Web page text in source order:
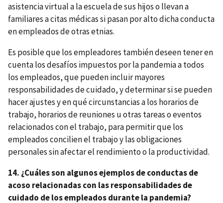
asistencia virtual a la escuela de sus hijos o llevan a
familiares a citas médicas si pasan por alto dicha conducta
en empleados de otras etnias.
Es posible que los empleadores también deseen tener en
cuenta los desafíos impuestos por la pandemia a todos
los empleados, que pueden incluir mayores
responsabilidades de cuidado, y determinar si se pueden
hacer ajustes y en qué circunstancias a los horarios de
trabajo, horarios de reuniones u otras tareas o eventos
relacionados con el trabajo, para permitir que los
empleados concilien el trabajo y las obligaciones
personales sin afectar el rendimiento o la productividad.
14. ¿Cuáles son algunos ejemplos de conductas de
acoso relacionadas con las responsabilidades de
cuidado de los empleados durante la pandemia?